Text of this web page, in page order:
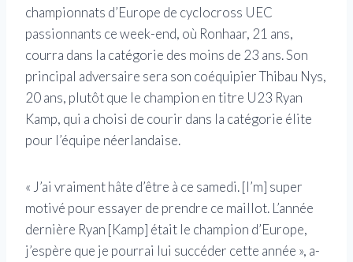
championnats d’Europe de cyclocross UEC
passionnants ce week-end, où Ronhaar, 21 ans,
courra dans la catégorie des moins de 23 ans. Son
principal adversaire sera son coéquipier Thibau Nys,
20 ans, plutôt que le champion en titre U23 Ryan
Kamp, qui a choisi de courir dans la catégorie élite
pour l’équipe néerlandaise.
« J’ai vraiment hâte d’être à ce samedi. [I’m] super
motivé pour essayer de prendre ce maillot. L’année
dernière Ryan [Kamp] était le champion d’Europe,
j’espère que je pourrai lui succéder cette année », a-